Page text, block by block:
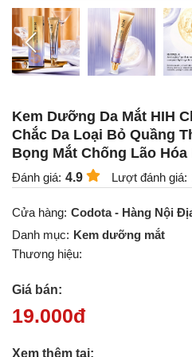
Kem Dưỡng Da Mắt HIH
Chắc Da Loại Bỏ Quầng
Bọng Mắt Chống Lão Hóa
Đánh giá: 4.9 Lượt đánh giá:
Cửa hàng: Codota - Hàng Nội
Danh mục: Kem dưỡng mắt
Thương hiệu:
Giá bán:
19.000đ
Xem thêm tại: